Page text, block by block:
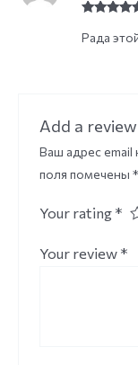
of 5
Рада
Add a review
Ваш адрес email
поля помечены *
Your rating *
Your review *